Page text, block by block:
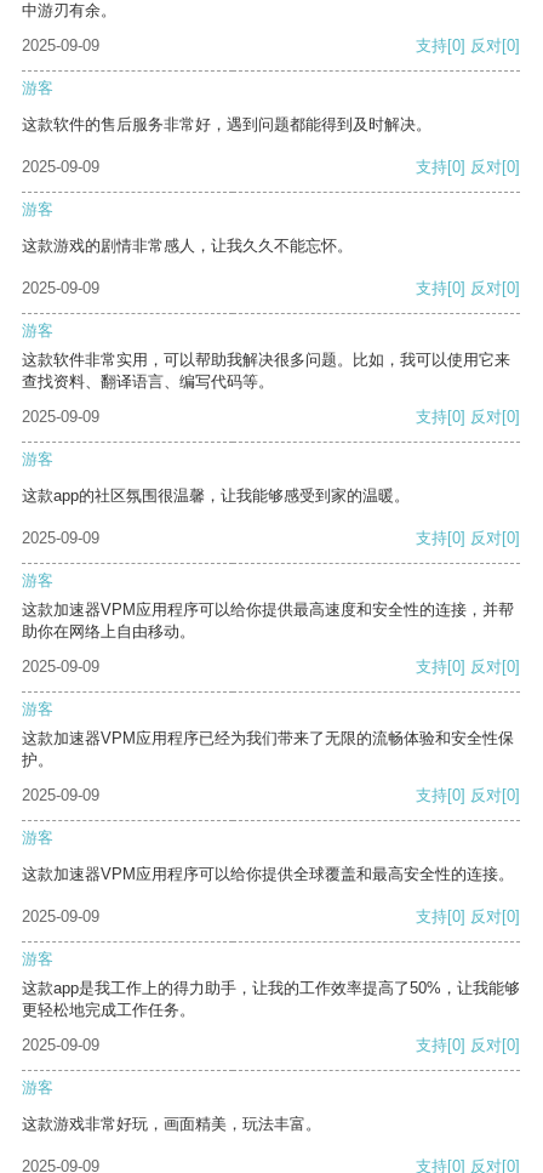
中游刃有余。
2025-09-09
支持[0] 反对[0]
游客
这款软件的售后服务非常好，遇到问题都能得到及时解决。
2025-09-09 支持[0] 反对[0]
游客
这款游戏的剧情非常感人，让我久久不能忘怀。
2025-09-09 支持[0] 反对[0]
游客
这款软件非常实用，可以帮助我解决很多问题。比如，我可以使用它来
查找资料、翻译语言、编写代码等。
2025-09-09
支持[0] 反对[0]
游客
这款app的社区氛围很温馨，让我能够感受到家的温暖。
2025-09-09 支持[0] 反对[0]
游客
这款加速器VPM应用程序可以给你提供最高速度和安全性的连接，并帮
助你在网络上自由移动。
2025-09-09
支持[0] 反对[0]
游客
这款加速器VPM应用程序已经为我们带来了无限的流畅体验和安全性保
护。
2025-09-09
支持[0] 反对[0]
游客
这款加速器VPM应用程序可以给你提供全球覆盖和最高安全性的连接。
2025-09-09 支持[0] 反对[0]
游客
这款app是我工作上的得力助手，让我的工作效率提高了50%，让我能够
更轻松地完成工作任务。
2025-09-09
支持[0] 反对[0]
游客
这款游戏非常好玩，画面精美，玩法丰富。
2025-09-09 支持[0] 反对[0]